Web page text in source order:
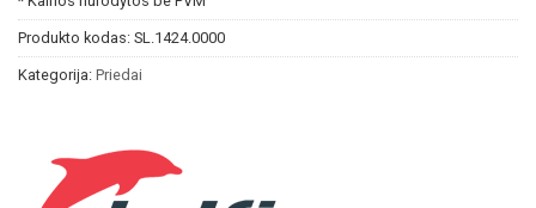
Produkto kodas: SL.1424.0000
Kategorija: Priedai